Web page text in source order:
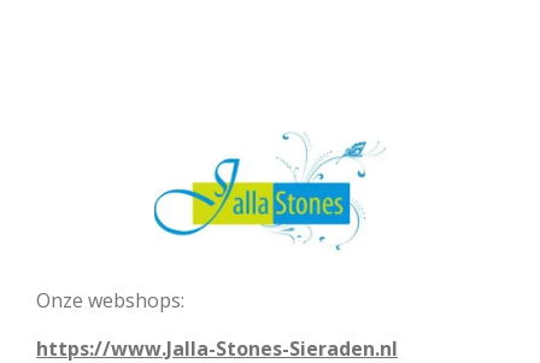
Onze webshops:
https://www.Jalla-Stones-Sieraden.nl